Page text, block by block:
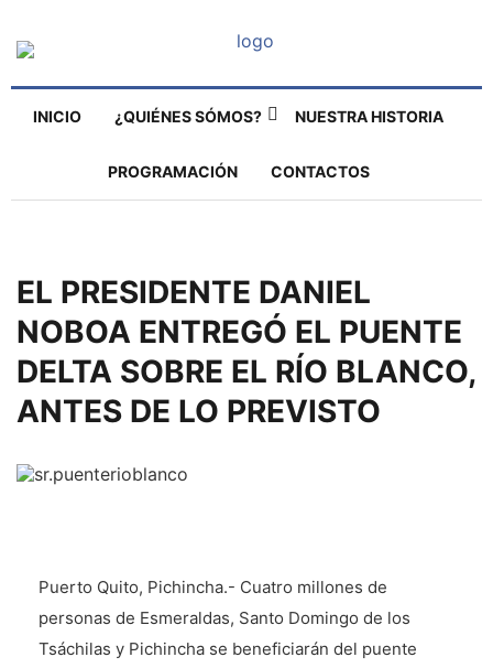
INICIO ¿QUIÉNES SÓMOS? NUESTRA HISTORIA
PROGRAMACIÓN CONTACTOS
EL PRESIDENTE DANIEL
NOBOA ENTREGÓ EL PUENTE
DELTA SOBRE EL RÍO BLANCO,
ANTES DE LO PREVISTO
Puerto Quito, Pichincha.- Cuatro millones de
personas de Esmeraldas, Santo Domingo de los
Tsáchilas y Pichincha se beneficiarán del puente